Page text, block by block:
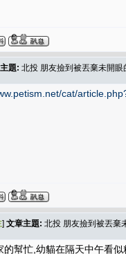
題: 北投 朋友撿到被丟棄未開眼
cat/
] 文章主題: 北投 朋友撿到被丟棄
的幫忙,幼貓在隔天中午看